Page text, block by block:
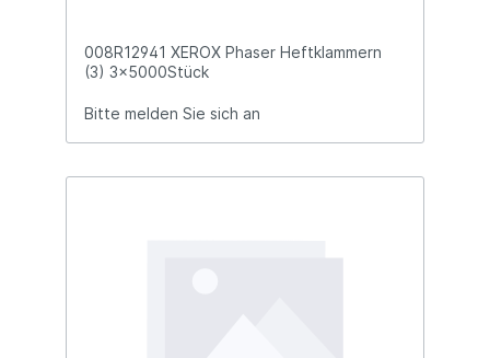
008R12941 XEROX Phaser Heftklammern
(3) 3x5000Stück
Bitte melden Sie sich an